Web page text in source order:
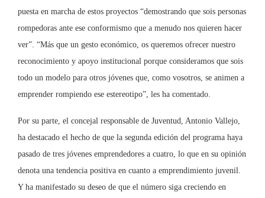
puesta en marcha de estos proyectos “demostrando que sois personas
rompedoras ante ese conformismo que a menudo nos quieren hacer
ver”. “Más que un gesto económico, os queremos ofrecer nuestro
reconocimiento y apoyo institucional porque consideramos que sois
todo un modelo para otros jóvenes que, como vosotros, se animen a
emprender rompiendo ese estereotipo”, les ha comentado.
Por su parte, el concejal responsable de Juventud, Antonio Vallejo,
ha destacado el hecho de que la segunda edición del programa haya
pasado de tres jóvenes emprendedores a cuatro, lo que en su opinión
denota una tendencia positiva en cuanto a emprendimiento juvenil.
Y ha manifestado su deseo de que el número siga creciendo en